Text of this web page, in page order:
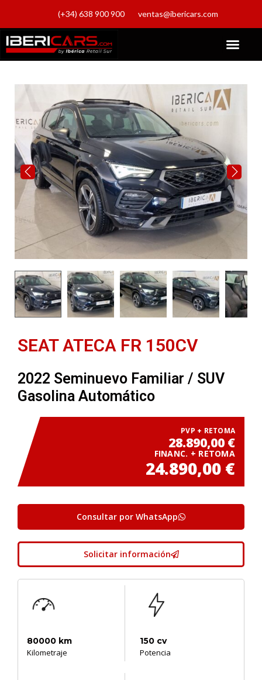
(+34) 638 900 900 ventas@ibericars.com
SEAT ATECA FR 150CV
2022 Seminuevo Familiar / SUV
Gasolina Automático
PVP + RETOMA
28.890,00 €
FINANC. + RETOMA
24.890,00 €
Consultar por WhatsApp
Solicitar información
80000 km
Kilometraje
150 cv
Potencia